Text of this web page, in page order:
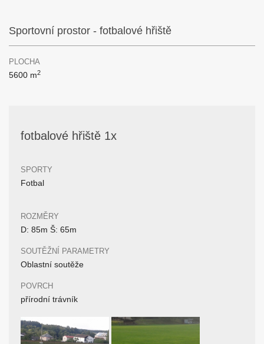
Sportovní prostor - fotbalové hřiště
PLOCHA
5600 m2
fotbalové hřiště 1x
SPORTY
Fotbal
ROZMĚRY
D: 85m Š: 65m
SOUTĚŽNÍ PARAMETRY
Oblastní soutěže
POVRCH
přírodní trávník